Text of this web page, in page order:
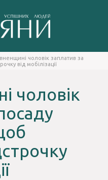
чоловік заплатив за
від мобілізації
чоловік